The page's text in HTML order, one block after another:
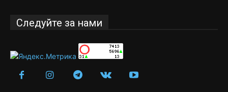
Следуйте за нами